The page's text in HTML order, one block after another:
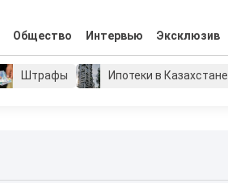
Общество Интервью Эксклюзив
Штрафы Ипотеки в Казахстане